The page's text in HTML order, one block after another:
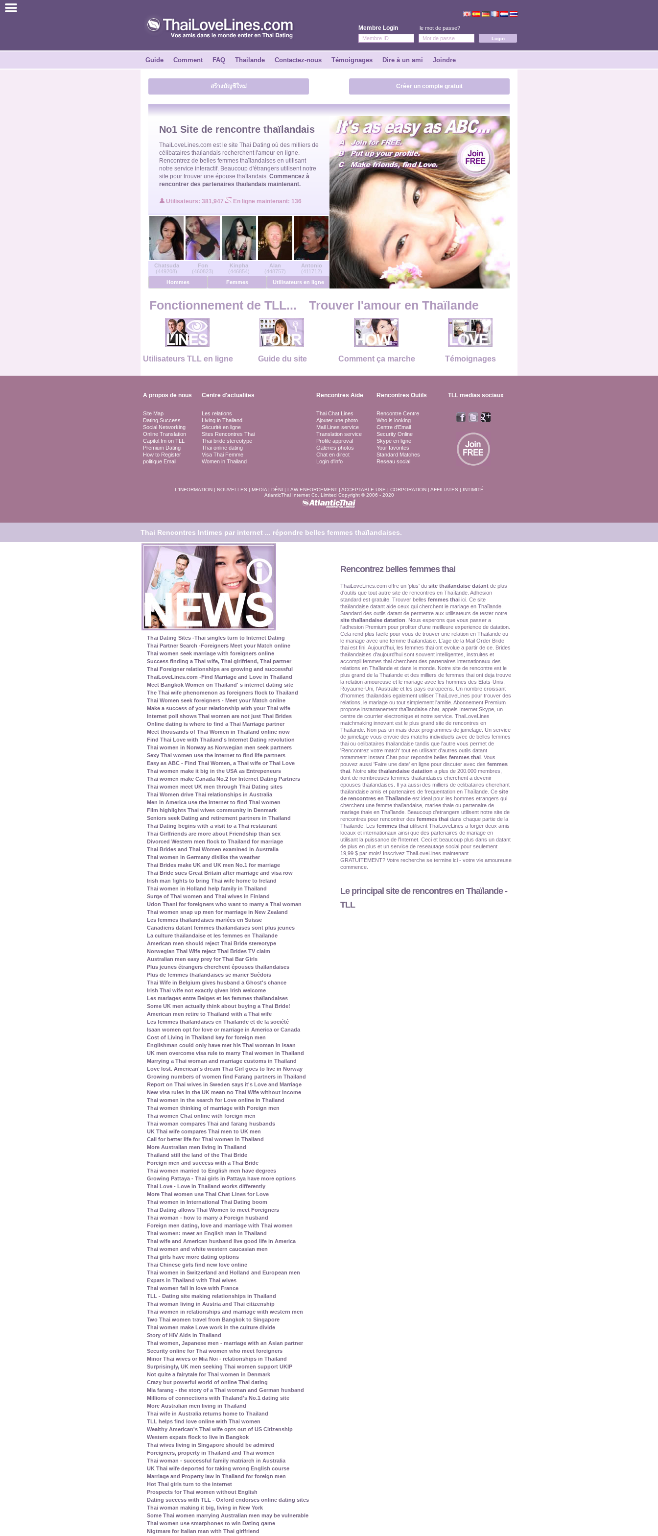
Membre Login le mot de passe?
ไทย
Joindre
Guide Comment FAQ Thailande Contactez-nous Témoignages Dire à un ami Joindre
สร้างบัญชีใหม่ Créer un compte gratuit
No1 Site de rencontre thaïlandais
ThaiLoveLines.com est le site Thai Dating où des milliers de
célibataires thaïlandais recherchent l'amour en ligne.
Rencontrez de belles femmes thaïlandaises en utilisant
notre service interactif. Beaucoup d'étrangers utilisent notre
site pour trouver une épouse thaïlandais. Commencez à
rencontrer des partenaires thaïlandais maintenant.
Utilisateurs: 381,947 En ligne maintenant: 136
Chatsuda
(449208)
Fon
(460823)
Kinpha
(446854)
Alan
(448757)
Antonio
(411712)
Hommes
Femmes Utilisateurs en ligne
Fonctionnement de TLL... Trouver l'amour en Thaïlande
Utilisateurs TLL en ligne Guide du site Comment ça marche Témoignages
A propos de nous Centre d'actualites Rencontres Aide Rencontres Outils TLL medias sociaux
Site Map
Dating Success
Social Networking
Online Translation
Capitol.fm on TLL
Premium Dating
How to Register
politique Email
Les relations
Living in Thailand
Sécurité en ligne
Sites Rencontres Thai
Thai bride stereotype
Thai online dating
Visa Thai Femme
Women in Thailand
Thai Chat Lines
Ajouter une photo
Mail Lines service
Translation service
Profile approval
Galeries photos
Chat en direct
Login d'info
Rencontre Centre
Who is looking
Centre d'Email
Security Online
Skype en ligne
Your favorites
Standard Matches
Reseau social
L'INFORMATION| NOUVELLES | MEDIA| DÉNI | LAW ENFORCEMENT| ACCEPTABLE USE | CORPORATION| AFFILIATES | INTIMITÉ
AtlanticThai Internet Co. Limited Copyright © 2006 - 2020
Thai Rencontres Intimes par internet ... répondre belles femmes thaïlandaises.
Thai Dating Sites -Thai singles turn to Internet Dating
Thai Partner Search -Foreigners Meet your Match online
Thai women seek marriage with foreigners online
Success finding a Thai wife, Thai girlfriend, Thai partner
Thai Foreigner relationships are growing and successful
ThaiLoveLines.com -Find Marriage and Love in Thailand
Meet Bangkok Women on Thailand' s internet dating site
The Thai wife phenomenon as foreigners flock to Thailand
Thai Women seek foreigners - Meet your Match online
Make a success of your relationship with your Thai wife
Internet poll shows Thai women are not just Thai Brides
Online dating is where to find a Thai Marriage partner
Meet thousands of Thai Women in Thailand online now
Find Thai Love with Thailand's Internet Dating revolution
Thai women in Norway as Norwegian men seek partners
Sexy Thai women use the internet to find life partners
Easy as ABC - Find Thai Women, a Thai wife or Thai Love
Thai women make it big in the USA as Entrepeneurs
Thai women make Canada No.2 for Internet Dating Partners
Thai women meet UK men through Thai Dating sites
Thai Women drive Thai relationships in Australia
Men in America use the internet to find Thai women
Film highlights Thai wives community in Denmark
Seniors seek Dating and retirement partners in Thailand
Thai Dating begins with a visit to a Thai restaurant
Thai Girlfriends are more about Friendship than sex
Divorced Western men flock to Thailand for marriage
Thai Brides and Thai Women examined in Australia
Thai women in Germany dislike the weather
Thai Brides make UK and UK men No.1 for marriage
Thai Bride sues Great Britain after marriage and visa row
Irish man fights to bring Thai wife home to Ireland
Thai women in Holland help family in Thailand
Surge of Thai women and Thai wives in Finland
Udon Thani for foreigners who want to marry a Thai woman
Thai women snap up men for marriage in New Zealand
Les femmes thaïlandaises mariées en Suisse
Canadiens datant femmes thaïlandaises sont plus jeunes
La culture thaïlandaise et les femmes en Thaïlande
American men should reject Thai Bride stereotype
Norwegian Thai Wife reject Thai Brides TV claim
Australian men easy prey for Thai Bar Girls
Plus jeunes étrangers cherchent épouses thaïlandaises
Plus de femmes thaïlandaises se marier Suédois
Thai Wife in Belgium gives husband a Ghost's chance
Irish Thai wife not exactly given Irish welcome
Les mariages entre Belges et les femmes thaïlandaises
Some UK men actually think about buying a Thai Bride!
American men retire to Thailand with a Thai wife
Les femmes thaïlandaises en Thaïlande et de la société
Isaan women opt for love or marriage in America or Canada
Cost of Living in Thailand key for foreign men
Englishman could only have met his Thai woman in Isaan
UK men overcome visa rule to marry Thai women in Thailand
Marrying a Thai woman and marriage customs in Thailand
Love lost. American's dream Thai Girl goes to live in Norway
Growing numbers of women find Farang partners in Thailand
Report on Thai wives in Sweden says it's Love and Marriage
New visa rules in the UK mean no Thai Wife without income
Thai women in the search for Love online in Thailand
Thai women thinking of marriage with Foreign men
Thai women Chat online with foreign men
Thai woman compares Thai and farang husbands
UK Thai wife compares Thai men to UK men
Call for better life for Thai women in Thailand
More Australian men living in Thailand
Thailand still the land of the Thai Bride
Foreign men and success with a Thai Bride
Thai women married to English men have degrees
Growing Pattaya - Thai girls in Pattaya have more options
Thai Love - Love in Thailand works differently
More Thai women use Thai Chat Lines for Love
Thai women in International Thai Dating boom
Thai Dating allows Thai Women to meet Foreigners
Thai woman - how to marry a Foreign husband
Foreign men dating, love and marriage with Thai women
Thai women: meet an English man in Thailand
Thai wife and American husband live good life in America
Thai women and white western caucasian men
Thai girls have more dating options
Thai Chinese girls find new love online
Thai women in Switzerland and Holland and European men
Expats in Thailand with Thai wives
Thai women fall in love with France
TLL - Dating site making relationships in Thailand
Thai woman living in Austria and Thai citizenship
Thai women in relationships and marriage with western men
Two Thai women travel from Bangkok to Singapore
Thai women make Love work in the culture divide
Story of HIV Aids in Thailand
Thai women, Japanese men - marriage with an Asian partner
Security online for Thai women who meet foreigners
Minor Thai wives or Mia Noi - relationships in Thailand
Surprisingly, UK men seeking Thai women support UKIP
Not quite a fairytale for Thai women in Denmark
Crazy but powerful world of online Thai dating
Mia farang - the story of a Thai woman and German husband
Millions of connections with Thaland's No.1 dating site
More Australian men living in Thailand
Thai wife in Australia returns home to Thailand
TLL helps find love online with Thai women
Wealthy American's Thai wife opts out of US Citizenship
Western expats flock to live in Bangkok
Thai wives living in Singapore should be admired
Foreigners, property in Thailand and Thai women
Thai woman - successful family matriarch in Australia
UK Thai wife deported for taking wrong English course
Marriage and Property law in Thailand for foreign men
Hot Thai girls turn to the internet
Prospects for Thai women without English
Dating success with TLL - Oxford endorses online dating sites
Thai woman making it big, living in New York
Some Thai women marrying Australian men may be vulnerable
Thai women use smarphones to win Dating game
Nigtmare for Italian man with Thai girlfriend
Rencontrez belles femmes thai
ThaiLoveLines.com offre un 'plus' dusite thaïlandaise datantde plus
d'outils que tout autre site de rencontres en Thaïlande. Adhesion
standard est gratuite. Trouver belles femmes thaiici. Ce site
thaïlandaise datant aide ceux qui cherchent le mariage en Thaïlande.
Standard des outils datant de permettre aux utilisateurs de tester notre
site thaïlandaise datation . Nous esperons que vous passer a
l'adhesion Premium pour profiter d'une meilleure experience de datation.
Cela rend plus facile pour vous de trouver une relation en Thaïlande ou
le mariage avec une femme thaïlandaise. L'age de la Mail Order Bride
thai est fini. Aujourd'hui, les femmes thai ont evolue a partir de ce. Brides
thaïlandaises d'aujourd'hui sont souvent intelligentes, instruites et
accompli femmes thai cherchent des partenaires internationaux des
relations en Thaïlande et dans le monde. Notre site de rencontre est le
plus grand de la Thaïlande et des milliers de femmes thai ont deja trouve
la relation amoureuse et le mariage avec les hommes des Etats-Unis,
Royaume-Uni, l'Australie et les pays europeens. Un nombre croissant
d'hommes thailandais egalement utiliser ThaiLoveLines pour trouver des
relations, le mariage ou tout simplement l'amitie. Abonnement Premium
propose instantanement thaïlandaise chat, appels Internet Skype, un
centre de courrier electronique et notre service. ThaiLoveLines
matchmaking innovant est le plus grand site de rencontres en
Thaïlande. Non pas un mais deux programmes de jumelage. Un service
de jumelage vous envoie des matchs individuels avec de belles femmes
thai ou celibataires thailandaise tandis que l'autre vous permet de
'Rencontrez votre match' tout en utilisant d'autres outils datant
notamment Instant Chat pour repondre belles femmes thai. Vous
pouvez aussi 'Faire une date' en ligne pour discuter avec des femmes
thai. Notre site thaïlandaise datation a plus de 200.000 membres,
dont de nombreuses femmes thaïlandaises cherchent a devenir
epouses thaïlandaises. Il ya aussi des milliers de celibataires cherchant
thaïlandaise amis et partenaires de frequentation en Thaïlande. Ce site
de rencontres en Thaïlandeest ideal pour les hommes etrangers qui
cherchent une femme thaïlandaise, mariee thaie ou partenaire de
mariage thaie en Thaïlande. Beaucoup d'etrangers utilisent notre site de
rencontres pour rencontrer des femmes thaidans chaque partie de la
Thailande. Les femmes thaiutilisent ThaiLoveLines a forger deux amis
locaux et internationaux ainsi que des partenaires de mariage en
utilisant la puissance de l'Internet. Ceci et beaucoup plus dans un datant
de plus en plus et un service de reseautage social pour seulement
19,99 $ par mois! Inscrivez ThaiLoveLines maintenant
GRATUITEMENT? Votre recherche se termine ici - votre vie amoureuse
commence.
Le principal site de rencontres en Thaïlande -
TLL